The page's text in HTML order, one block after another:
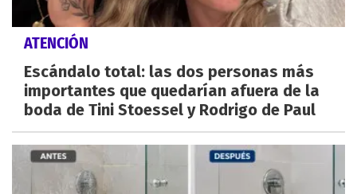
ATENCIÓN
Escándalo total: las dos personas más
importantes que quedarían afuera de la
boda de Tini Stoessel y Rodrigo de Paul